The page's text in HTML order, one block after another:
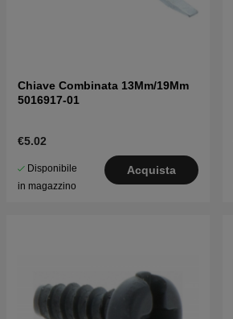
Chiave Combinata 13Mm/19Mm
5016917-01
€5.02
Disponibile
in magazzino
Acquista